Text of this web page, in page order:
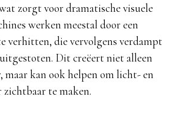
zorgt voor dramatische visuele
werken meestal door een
verhitten, die vervolgens verdampt
Dit creëert niet alleen
maar kan ook helpen om licht- en
zichtbaar te maken.